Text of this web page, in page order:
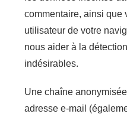
commentaire, ainsi que
utilisateur de votre
nous aider à la
indésirables.
Une chaîne
adresse e-mail